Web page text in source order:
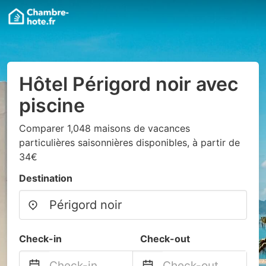
Hôtel Périgord noir avec
piscine
Comparer 1,048 maisons de vacances
particulières saisonnières disponibles, à partir de
34€
Destination
Check-in Check-out